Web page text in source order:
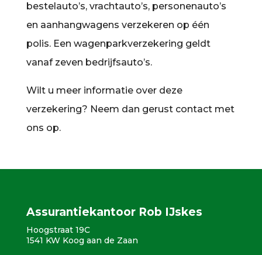
bestelauto’s, vrachtauto’s, personenauto’s
en aanhangwagens verzekeren op één
polis. Een wagenparkverzekering geldt
vanaf zeven bedrijfsauto’s.
Wilt u meer informatie over deze
verzekering? Neem dan gerust contact met
ons op.
Assurantiekantoor Rob IJskes
Hoogstraat 19C
1541 KW Koog aan de Zaan